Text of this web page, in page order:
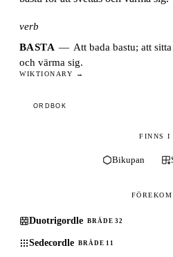
verb
BASTA — Att bada bastu; att
och värma sig.
WIKTIONARY →
ORDBOK
FINNS I
Bikupan
Duotrigordle BRÄDE 32
Sedecordle BRÄDE 11